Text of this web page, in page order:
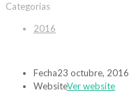
Categorias
2016
Fecha23 octubre, 2016
WebsiteVer website